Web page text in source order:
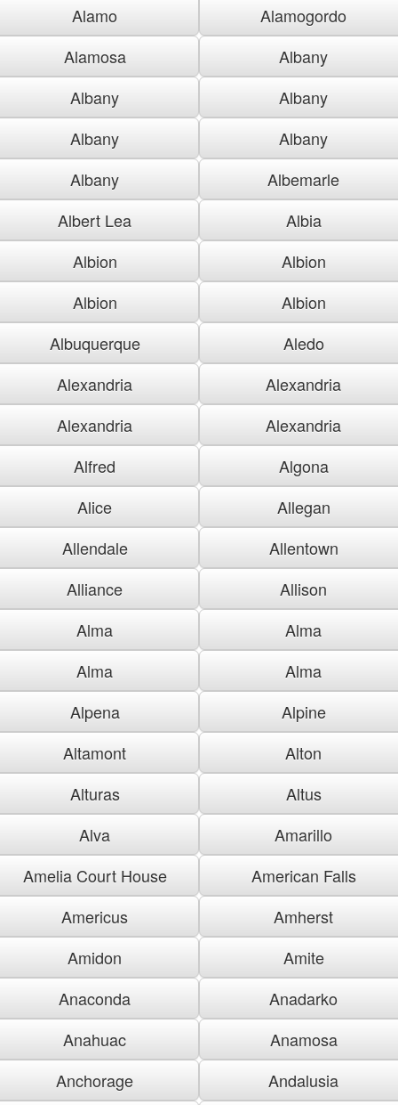
Alamo
Alamogordo
Alamosa
Albany
Albany
Albany
Albany
Albany
Albany
Albemarle
Albert Lea
Albia
Albion
Albion
Albion
Albion
Albuquerque
Aledo
Alexandria
Alexandria
Alexandria
Alexandria
Alfred
Algona
Alice
Allegan
Allendale
Allentown
Alliance
Allison
Alma
Alma
Alma
Alma
Alpena
Alpine
Altamont
Alton
Alturas
Altus
Alva
Amarillo
Amelia Court House
American Falls
Americus
Amherst
Amidon
Amite
Anaconda
Anadarko
Anahuac
Anamosa
Anchorage
Andalusia